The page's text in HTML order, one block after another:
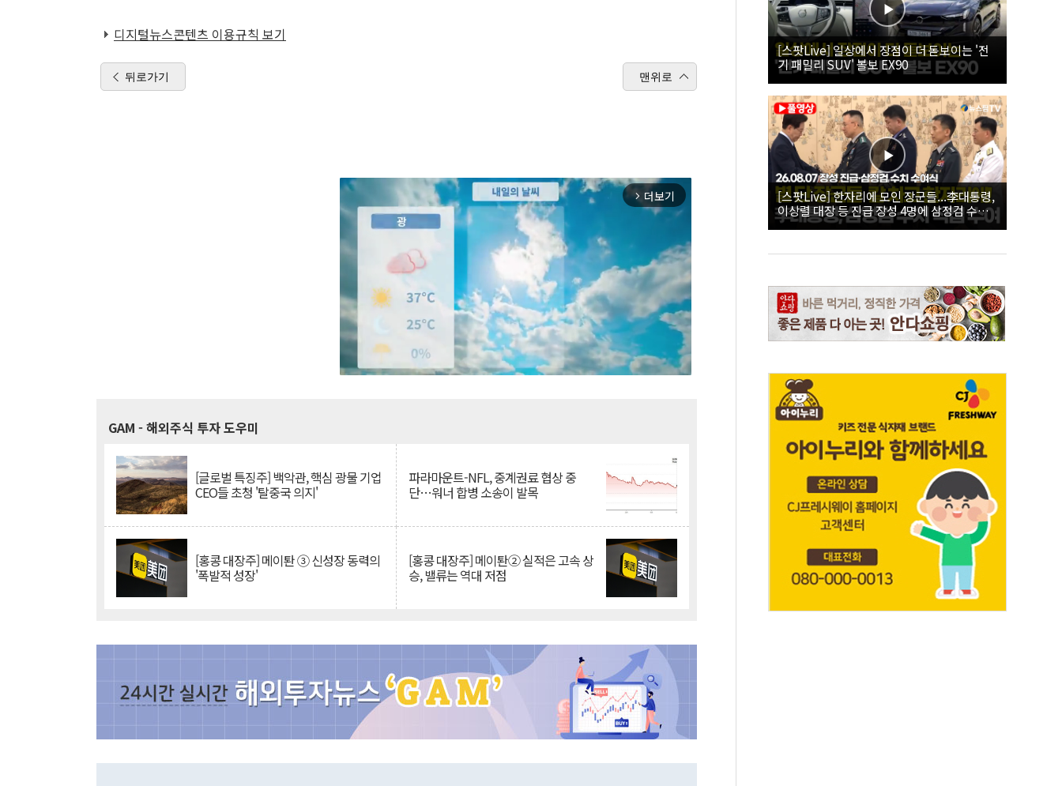
디지털뉴스콘텐츠 이용규칙 보기
뒤로가기 맨위로
arrow_forward_ios 더보기
GAM - 해외주식 투자 도우미
[글로벌 특징주] 백악관, 핵심 광물 기업
CEO들 초청 '탈중국 의지'
파라마운트-NFL, 중계권료 협상 중
단…워너 합병 소송이 발목
[홍콩 대장주] 메이퇀 ③ 신성장 동력의
'폭발적 성장'
[홍콩 대장주] 메이퇀② 실적은 고속 상
승, 밸류는 역대 저점
[스팟Live] 일상에서 장점이 더 돋보이는 '전
기 패밀리 SUV' 볼보 EX90
[스팟Live] 한자리에 모인 장군들...李대통령,
이상렬 대장 등 진급 장성 4명에 삼정검 수치
직접 수여｜26.08.07 장성 진급·삼정검 수치